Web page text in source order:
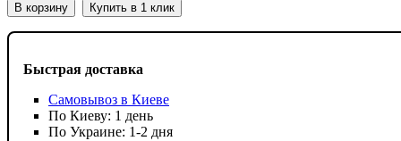
Быстрая доставка
Самовывоз в Киеве
По Киеву: 1 день
По Украине: 1-2 дня
В корзину Купить в 1 клик